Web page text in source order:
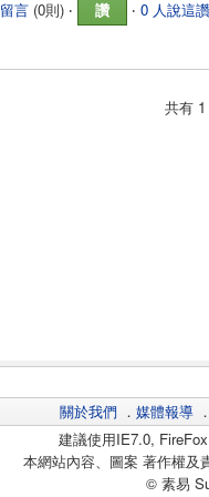
留言(0則) ‧ 讚 ‧ 0 人說這讚
共有 1
關於我們 ． 媒體報導
建議使用IE7.0,
本網站內容、圖案 著作權及
© 素易